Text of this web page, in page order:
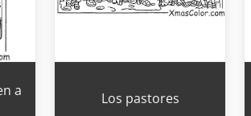
a
Los pastores